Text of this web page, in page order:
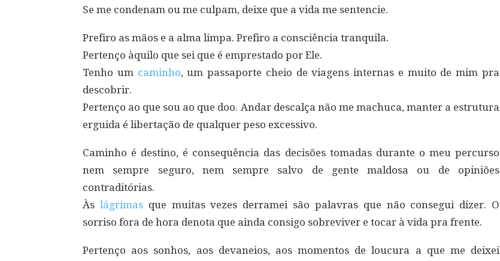
Se me condenam ou me culpam, deixe que a vida me sentencie.
Prefiro as mãos e a alma limpa. Prefiro a consciência tranquila.
Pertenço àquilo que sei que é emprestado por Ele.
Tenho um caminho, um passaporte cheio de viagens internas e muito de mim pra
descobrir.
Pertenço ao que sou ao que doo. Andar descalça não me machuca, manter a estrutura
erguida é libertação de qualquer peso excessivo.
Caminho é destino, é consequência das decisões tomadas durante o meu percurso
nem sempre seguro, nem sempre salvo de gente maldosa ou de opiniões
contraditórias.
Às lágrimasque muitas vezes derramei são palavras que não consegui dizer. O
sorriso fora de hora denota que ainda consigo sobreviver e tocar à vida pra frente.
Pertenço aos sonhos, aos devaneios, aos momentos de loucura a que me deixei